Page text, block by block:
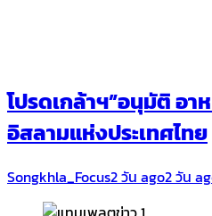
โปรดเกล้าฯ”อนุมัติ อา
อิสลามแห่งประเทศไทย
Songkhla_Focus2 วัน ago2 วัน